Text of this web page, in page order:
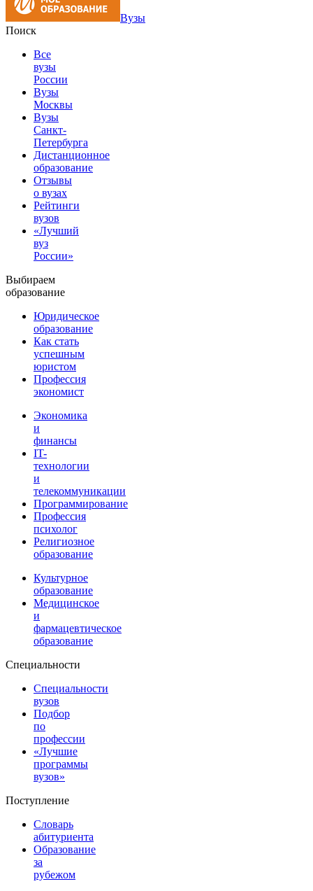
Вузы
Поиск
Все
вузы
России
Вузы
Москвы
Вузы
Санкт-
Петербурга
Дистанционное
образование
Отзывы
о вузах
Рейтинги
вузов
«Лучший
вуз
России»
Выбираем
образование
Юридическое
образование
Как стать
успешным
юристом
Профессия
экономист
Экономика
и
финансы
IT-
технологии
и
телекоммуникации
Программирование
Профессия
психолог
Религиозное
образование
Культурное
образование
Медицинское
и
фармацевтическое
образование
Специальности
Специальности
вузов
Подбор
по
профессии
«Лучшие
программы
вузов»
Поступление
Словарь
абитуриента
Образование
за
рубежом